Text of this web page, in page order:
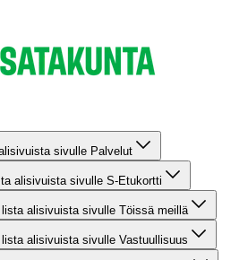
sivulle Palvelut
alisivuista sivulle S-Etukortti
alisivuista sivulle Töissä meillä
alisivuista sivulle Vastuullisuus